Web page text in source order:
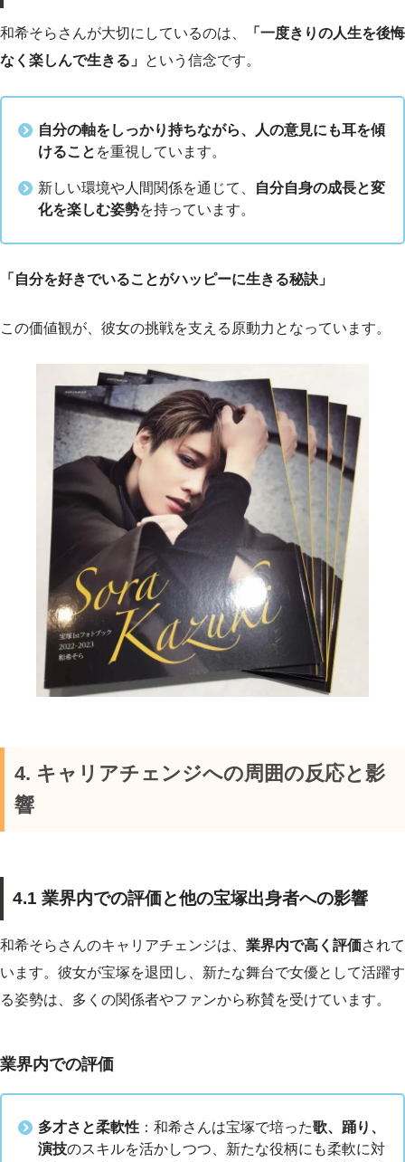
和希そらさんが大切にしているのは、
「一度きりの人生を後悔
なく楽しんで生きる」 という信念です。
自分の軸をしっかり持ちながら、人の意見にも耳を傾
けること を重視しています。
新しい環境や人間関係を通じて、
自分自身の成長と変
化を楽しむ姿勢を持っています。
「自分を好きでいることがハッピーに生きる秘訣」
この価値観が、彼女の挑戦を支える原動力となっています。
4. キャリアチェンジへの周囲の反応と影
響
4.1 業界内での評価と他の宝塚出身者への影響
和希そらさんのキャリアチェンジは、 業界内で高く評価されて
います。彼女が宝塚を退団し、新たな舞台で女優として活躍す
る姿勢は、多くの関係者やファンから称賛を受けています。
業界内での評価
多才さと柔軟性 ：和希さんは宝塚で培った歌、踊り、
演技のスキルを活かしつつ、新たな役柄にも柔軟に対